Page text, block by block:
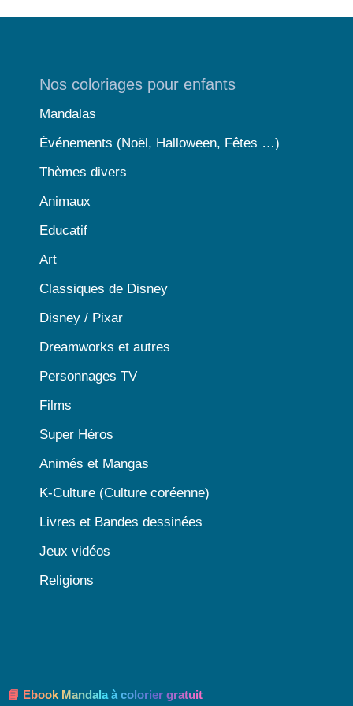
Nos coloriages pour enfants
Mandalas
Événements (Noël, Halloween, Fêtes …)
Thèmes divers
Animaux
Educatif
Art
Classiques de Disney
Disney / Pixar
Dreamworks et autres
Personnages TV
Films
Super Héros
Animés et Mangas
K-Culture (Culture coréenne)
Livres et Bandes dessinées
Jeux vidéos
Religions
📘 Ebook Mandala à colorier gratuit